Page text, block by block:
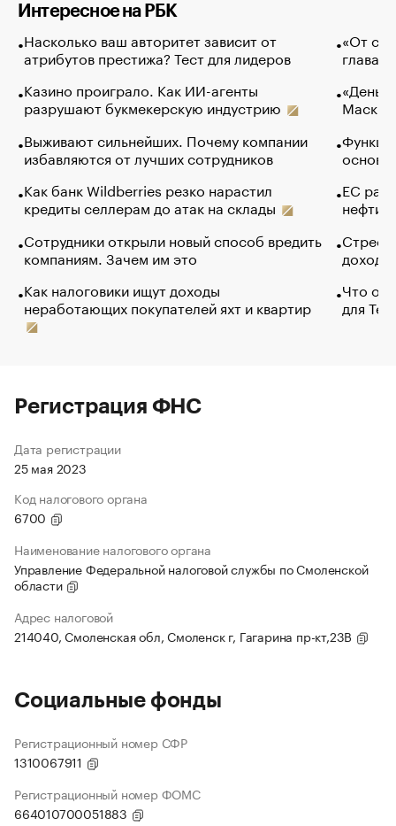
Интересное на РБК
Насколько ваш авторитет зависит от
атрибутов престижа? Тест для лидеров
Казино проиграло. Как ИИ-агенты
разрушают букмекерскую индустрию
Выживают сильнейших. Почему компании
избавляются от лучших сотрудников
Как банк Wildberries резко нарастил
кредиты селлерам до атак на склады
Сотрудники открыли новый способ вредить
компаниям. Зачем им это
Как налоговики ищут доходы
неработающих покупателей яхт и квартир
«От
глава
Маск в
основ
ЕС
нефти
Что
для
Регистрация ФНС
Дата регистрации
25 мая 2023
Код налогового органа
6700
Наименование налогового органа
Управление Федеральной налоговой службы по Смоленской
области
Адрес налоговой
214040, Смоленская обл, Смоленск г, Гагарина пр-кт,23В
Социальные фонды
Регистрационный номер СФР
1310067911
Регистрационный номер ФОМС
664010700051883